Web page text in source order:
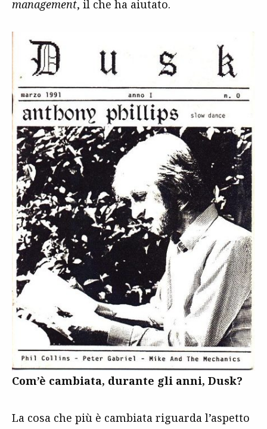
management, il che ha aiutato.
Com’è cambiata, durante gli anni, Dusk?
La cosa che più è cambiata riguarda l’aspetto